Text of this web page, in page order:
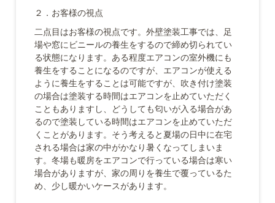
２．お客様の視点
二点目はお客様の視点です。外壁塗装工事では、足
場や窓にビニールの養生をするので締め切られてい
る状態になります。ある程度エアコンの室外機にも
養生をすることになるのですが、エアコンが使える
ように養生をすることは可能ですが、吹き付け塗装
の場合は塗装する時間はエアコンを止めていただく
こともありますし、どうしても匂いが入る場合があ
るので塗装している時間はエアコンを止めていただ
くことがあります。そう考えると夏場の日中に在宅
される場合は家の中がかなり暑くなってしまいま
す。冬場も暖房をエアコンで行っている場合は寒い
場合がありますが、家の周りを養生で覆っているた
め、少し暖かいケースがあります。